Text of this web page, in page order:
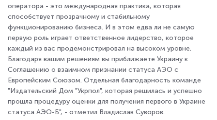
оператора - это международная практика, которая
способствует прозрачному и стабильному
функционированию бизнеса. И в этом едва ли не самую
первую роль играет ответственное лидерство, которое
каждый из вас продемонстрировал на высоком уровне.
Благодаря вашим решениям вы приближаете Украину к
Соглашению о взаимном признании статуса АЭО с
Европейским Союзом. Отдельная благодарность команде
"Издательский Дом "Укрпол", которая решилась и успешно
прошла процедуру оценки для получения первого в Украине
статуса АЭО-Б", - отметил Владислав Суворов.